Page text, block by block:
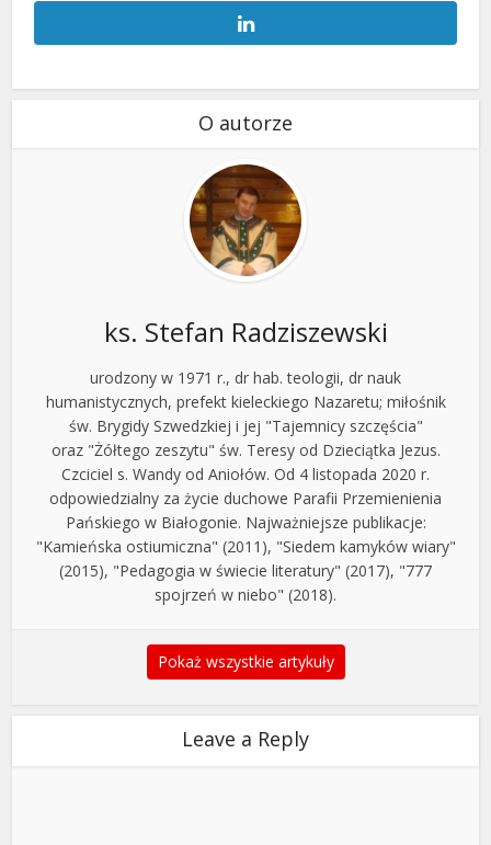
O autorze
ks. Stefan Radziszewski
urodzony w 1971 r., dr hab. teologii, dr nauk
humanistycznych, prefekt kieleckiego Nazaretu; miłośnik
św. Brygidy Szwedzkiej i jej "Tajemnicy szczęścia"
oraz "Żółtego zeszytu" św. Teresy od Dzieciątka Jezus.
Czciciel s. Wandy od Aniołów. Od 4 listopada 2020 r.
odpowiedzialny za życie duchowe Parafii Przemienienia
Pańskiego w Białogonie. Najważniejsze publikacje:
"Kamieńska ostiumiczna" (2011), "Siedem kamyków wiary"
(2015), "Pedagogia w świecie literatury" (2017), "777
spojrzeń w niebo" (2018).
Pokaż wszystkie artykuły
Leave a Reply